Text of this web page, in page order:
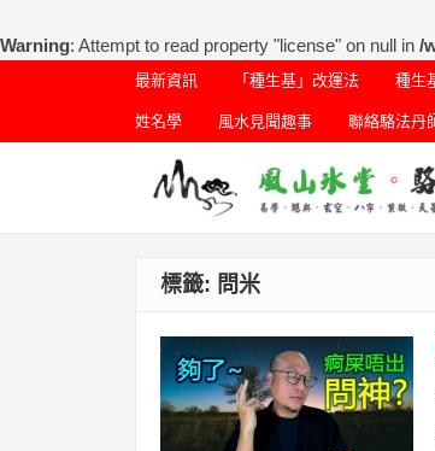
Warning: Attempt to read property "license" on null in /
最新資訊 「種生基」改運法 種生
姓名學 風水見聞趣事 聯絡駱法丹
標籤: 問米